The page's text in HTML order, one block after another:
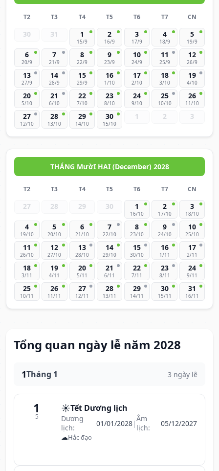
T2 T3 T4 T5 T6 T7 CN
30 31 1
15/9
2
16/9
3
17/9
4
18/9
5
19/9
6
20/9
7
21/9
8
22/9
9
23/9
10
24/9
11
25/9
12
26/9
13
27/9
14
28/9
15
29/9
16
1/10
17
2/10
18
3/10
19
4/10
20
5/10
21
6/10
22
7/10
23
8/10
24
9/10
25
10/10
26
11/10
27
12/10
28
13/10
29
14/10
30
15/10
1 2 3
THÁNG MườI HAI (December) 2028
T2 T3 T4 T5 T6 T7 CN
27 28 29 30 1
16/10
2
17/10
3
18/10
4
19/10
5
20/10
6
21/10
7
22/10
8
23/10
9
24/10
10
25/10
11
26/10
12
27/10
13
28/10
14
29/10
15
30/10
16
1/11
17
2/11
18
3/11
19
4/11
20
5/11
21
6/11
22
7/11
23
8/11
24
9/11
25
10/11
26
11/11
27
12/11
28
13/11
29
14/11
30
15/11
31
16/11
Tổng quan ngày lễ năm 2028
1Tháng 1 3 ngày lễ
1
5
☀️Tết Dương lịch
Dương
lịch:
01/01/2028|Âm
lịch:
05/12/2027
☁Hắc đạo